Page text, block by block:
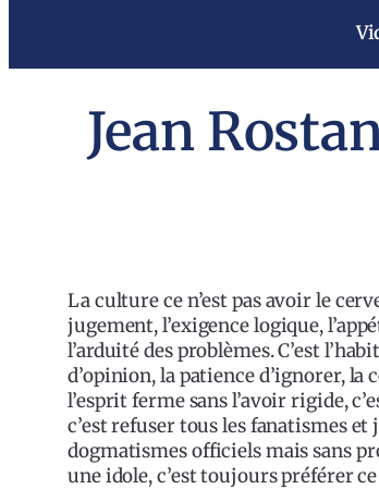
Jean
La culture ce n’est pas avoir le
jugement, l’exigence logique,
l’arduité des problèmes. C’est
d’opinion, la patience d’ignorer, la
l’esprit ferme sans l’avoir rigide,
c’est refuser tous les fanatismes et
dogmatismes officiels mais sans
une idole, c’est toujours préférer